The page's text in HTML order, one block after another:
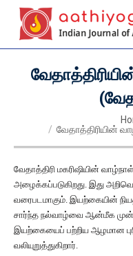
வேதாத்திரியின்
வேதாத்திரி மகரிஷியின்
அழைக்கப்படுகிறது. இது
வரைபடமாகும். இயற்கையின்
சார்ந்த நல்வாழ்வை ஆன்மீக
இயற்கையைப் பற்றிய ஆழமான
வலியுறுத்துகிறார்.